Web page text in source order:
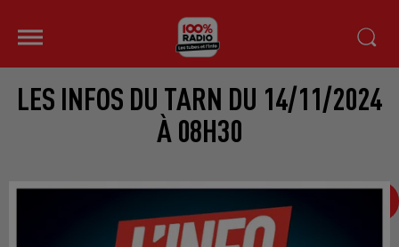
LES INFOS DU TARN DU 14/11/2024
À 08H30